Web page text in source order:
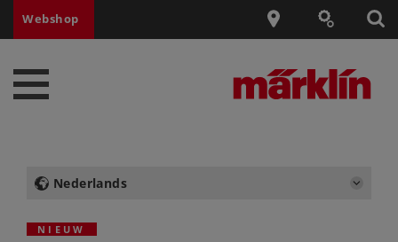
Webshop
Nederlands
NIEUW